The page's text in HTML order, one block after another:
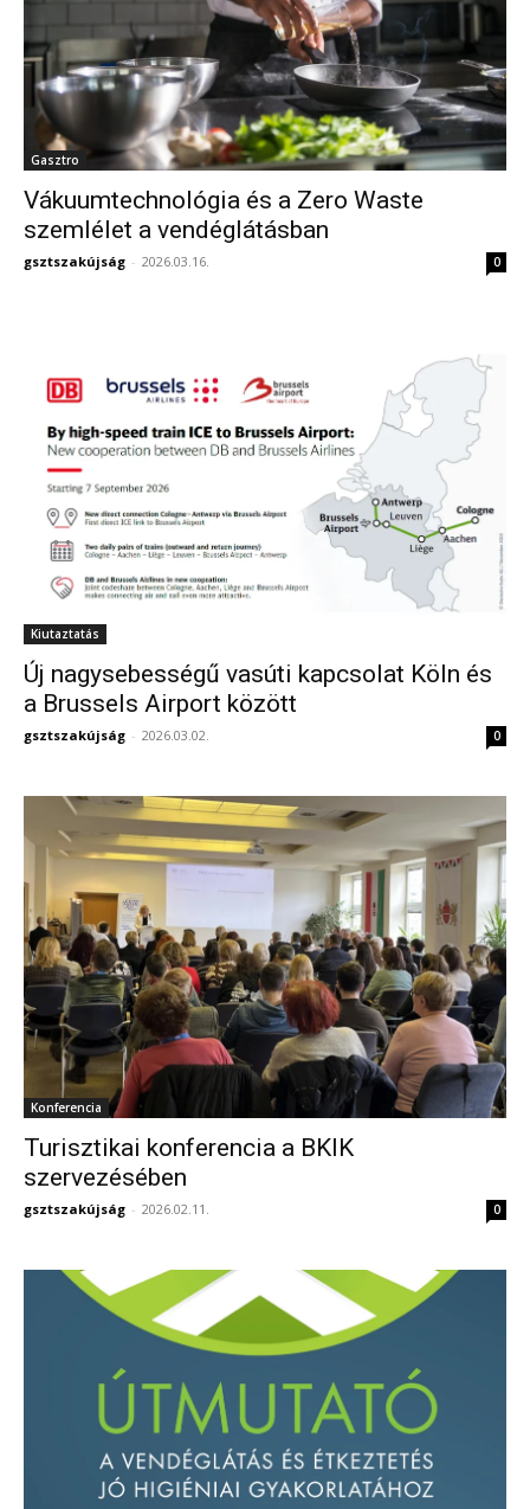
Gasztro
Vákuumtechnológia és a Zero Waste
szemlélet a vendéglátásban
gsztszakújság - 2026.03.16. 0
Kiutaztatás
Új nagysebességű vasúti kapcsolat Köln és
a Brussels Airport között
gsztszakújság - 2026.03.02. 0
Konferencia
Turisztikai konferencia a BKIK
szervezésében
gsztszakújság - 2026.02.11. 0